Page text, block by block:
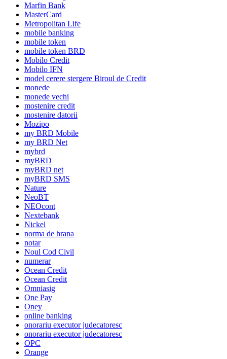
Marfin Bank
MasterCard
Metropolitan Life
mobile banking
mobile token
mobile token BRD
Mobilo Credit
Mobilo IFN
model cerere stergere Biroul de Credit
monede
monede vechi
mostenire credit
mostenire datorii
Mozipo
my BRD Mobile
my BRD Net
mybrd
myBRD
myBRD net
myBRD SMS
Nature
NeoBT
NEOcont
Nextebank
Nickel
norma de hrana
notar
Noul Cod Civil
numerar
Ocean Credit
Ocean Credit
Omniasig
One Pay
Oney
online banking
onorariu executor judecatoresc
onorariu executor judecatoresc
OPC
Orange